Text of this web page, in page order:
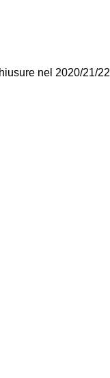
nel 2020/21/22